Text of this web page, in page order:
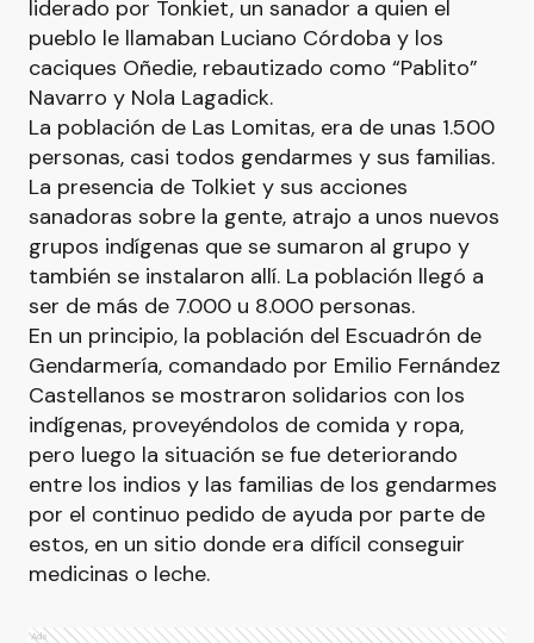
liderado por Tonkiet, un sanador a quien el
pueblo le llamaban Luciano Córdoba y los
caciques Oñedie, rebautizado como “Pablito”
Navarro y Nola Lagadick.
La población de Las Lomitas, era de unas 1.500
personas, casi todos gendarmes y sus familias.
La presencia de Tolkiet y sus acciones
sanadoras sobre la gente, atrajo a unos nuevos
grupos indígenas que se sumaron al grupo y
también se instalaron allí. La población llegó a
ser de más de 7.000 u 8.000 personas.
En un principio, la población del Escuadrón de
Gendarmería, comandado por Emilio Fernández
Castellanos se mostraron solidarios con los
indígenas, proveyéndolos de comida y ropa,
pero luego la situación se fue deteriorando
entre los indios y las familias de los gendarmes
por el continuo pedido de ayuda por parte de
estos, en un sitio donde era difícil conseguir
medicinas o leche.
Ads